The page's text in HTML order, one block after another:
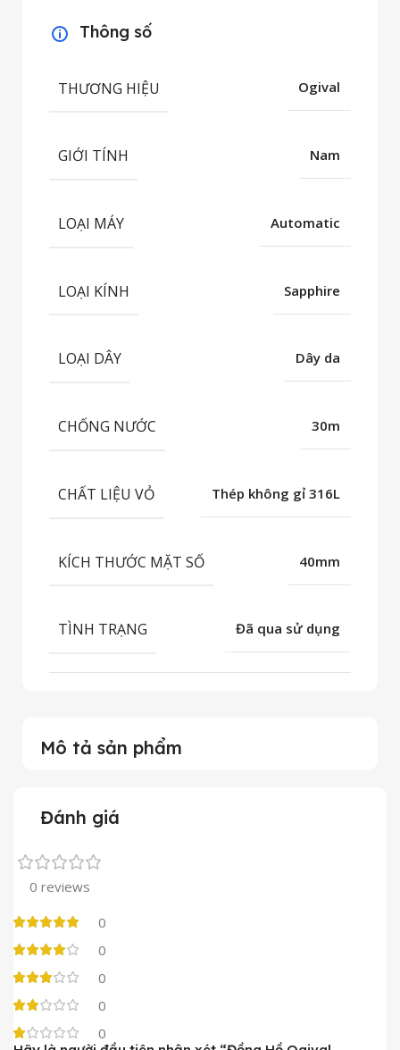
Mô tả sản phẩm
Thông số
THƯƠNG HIỆU Ogival
GIỚI TÍNH Nam
LOẠI MÁY Automatic
LOẠI KÍNH Sapphire
LOẠI DÂY Dây da
CHỐNG NƯỚC 30m
CHẤT LIỆU VỎ Thép không gỉ 316L
KÍCH THƯỚC MẶT SỐ 40mm
TÌNH TRẠNG Đã qua sử dụng
Đánh giá
0 reviews
0
0
0
0
0